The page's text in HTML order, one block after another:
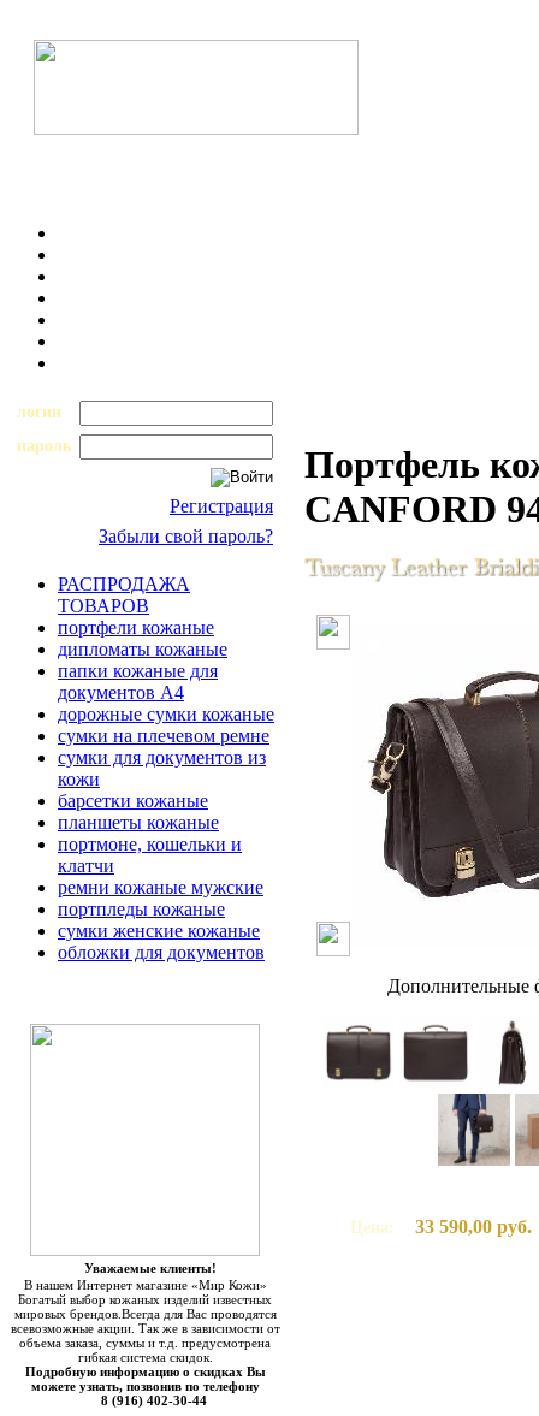
логин
пароль
Регистрация
Забыли свой пароль?
РАСПРОДАЖА
ТОВАРОВ
портфели кожаные
дипломаты кожаные
папки кожаные для
документов А4
дорожные сумки кожаные
сумки на плечевом ремне
сумки для документов из
кожи
барсетки кожаные
планшеты кожаные
портмоне, кошельки и
клатчи
ремни кожаные мужские
портпледы кожаные
сумки женские кожаные
обложки для документов
Уважаемые клиенты!
В нашем Интернет магазине «Мир Кожи»
Богатый выбор кожаных изделий известных
мировых брендов.Всегда для Вас проводятся
всевозможные акции. Так же в зависимости от
объема заказа, суммы и т.д. предусмотрена
гибкая система скидок.
Подробную информацию о скидках Вы
можете узнать, позвонив по телефону
8 (916) 402-30-44
Портфель
CANFORD
Дополнительные
Цена: 33 590,00 руб.